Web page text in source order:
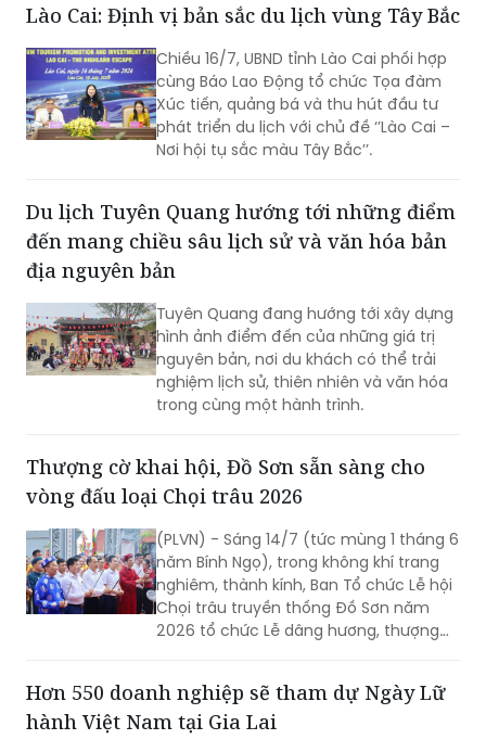
quốc tế, tạo đà cho Lễ hội Vì Hòa bình
2026 và Năm Du lịch Quốc gia - Quảng
Trị 2027.
Lào Cai: Định vị bản sắc du lịch vùng Tây Bắc
Chiều 16/7, UBND tỉnh Lào Cai phối hợp
cùng Báo Lao Động tổ chức Tọa đàm
Xúc tiến, quảng bá và thu hút đầu tư
phát triển du lịch với chủ đề ‘’Lào Cai –
Nơi hội tụ sắc màu Tây Bắc’’.
Du lịch Tuyên Quang hướng tới những điểm
đến mang chiều sâu lịch sử và văn hóa bản
địa nguyên bản
Tuyên Quang đang hướng tới xây dựng
hình ảnh điểm đến của những giá trị
nguyên bản, nơi du khách có thể trải
nghiệm lịch sử, thiên nhiên và văn hóa
trong cùng một hành trình.
Thượng cờ khai hội, Đồ Sơn sẵn sàng cho
vòng đấu loại Chọi trâu 2026
(PLVN) - Sáng 14/7 (tức mùng 1 tháng 6
năm Bính Ngọ), trong không khí trang
nghiêm, thành kính, Ban Tổ chức Lễ hội
Chọi trâu truyền thống Đồ Sơn năm
2026 tổ chức Lễ dâng hương, thượng
chính thức mở đầu mùa lễ hội năm
nay.
Hơn 550 doanh nghiệp sẽ tham dự Ngày Lữ
hành Việt Nam tại Gia Lai